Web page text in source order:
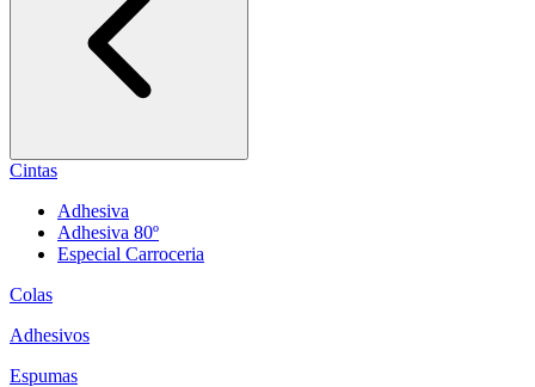
Cintas
Adhesiva
Adhesiva 80º
Especial Carroceria
Colas
Adhesivos
Espumas